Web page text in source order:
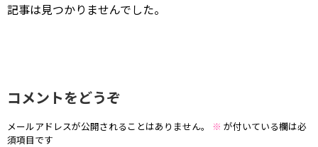
記事は見つかりませんでした。
コメントをどうぞ
メールアドレスが公開されることはありません。 ※ が付いている欄は必
須項目です